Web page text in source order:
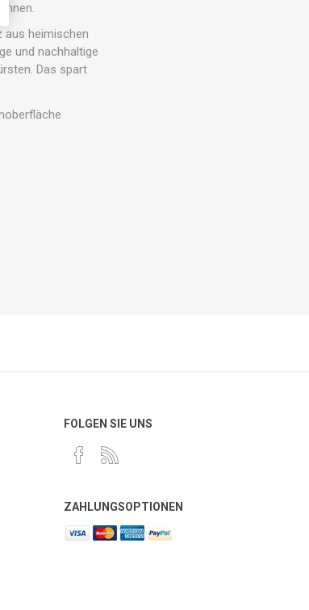
aus heimischen
und nachhaltige
Das spart
FOLGEN SIE UNS
ZAHLUNGSOPTIONEN